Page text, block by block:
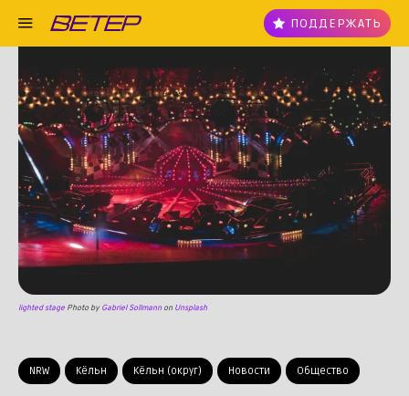
ПОДДЕРЖАТЬ
NRW Кёльн Кёльн (округ) Новости Общество
lighted stage Photo byGabriel Sollmann on Unsplash